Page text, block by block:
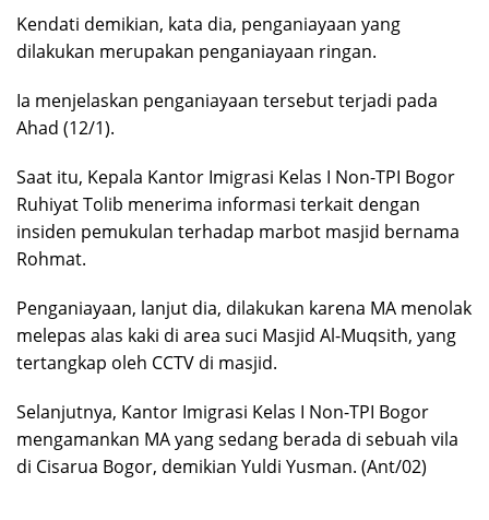
Kendati demikian, kata dia, penganiayaan yang
dilakukan merupakan penganiayaan ringan.
Ia menjelaskan penganiayaan tersebut terjadi pada
Ahad (12/1).
Saat itu, Kepala Kantor Imigrasi Kelas I Non-TPI Bogor
Ruhiyat Tolib menerima informasi terkait dengan
insiden pemukulan terhadap marbot masjid bernama
Rohmat.
Penganiayaan, lanjut dia, dilakukan karena MA menolak
melepas alas kaki di area suci Masjid Al-Muqsith, yang
tertangkap oleh CCTV di masjid.
Selanjutnya, Kantor Imigrasi Kelas I Non-TPI Bogor
mengamankan MA yang sedang berada di sebuah vila
di Cisarua Bogor, demikian Yuldi Yusman. (Ant/02)